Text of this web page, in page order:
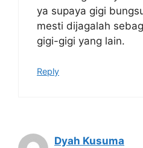
ya supaya gigi
mesti dijagalah
gigi-gigi yang lain.
Reply
Dyah Kusuma